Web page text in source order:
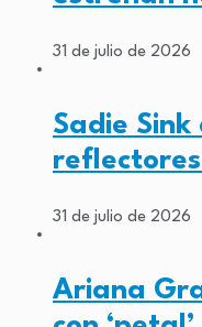
31 de julio de 2026
Sadie
31 de julio de 2026
Ariana